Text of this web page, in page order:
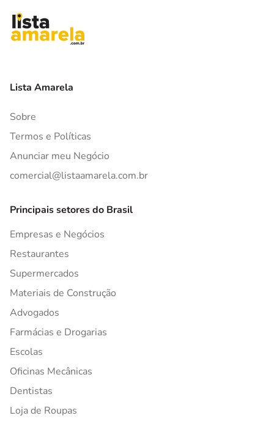
Lista Amarela
Sobre
Termos e Políticas
Anunciar meu Negócio
comercial@listaamarela.com.br
Principais setores do Brasil
Empresas e Negócios
Restaurantes
Supermercados
Materiais de Construção
Advogados
Farmácias e Drogarias
Escolas
Oficinas Mecânicas
Dentistas
Loja de Roupas